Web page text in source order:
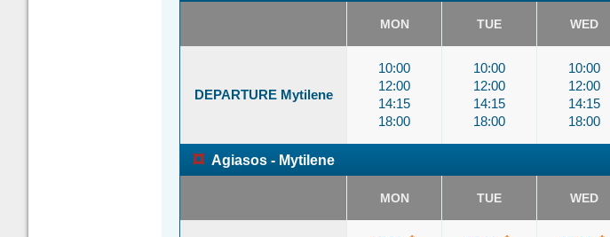
MON TUE WED
DEPARTURE Mytilene
10:00
12:00
14:15
18:00
10:00
12:00
14:15
18:00
10:00
12:00
14:15
18:00
¤ Agiasos - Mytilene
MON TUE WED